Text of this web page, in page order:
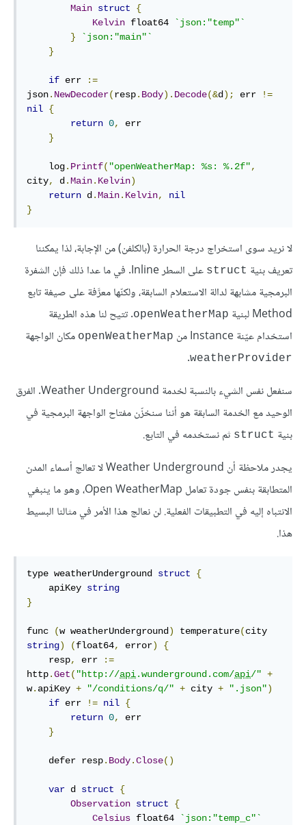
Main struct
{
Kelvin float64
`json:"temp"`
}
`json:"main"`
}
if err
:=
json. NewDecoder(resp. Body). Decode(&d ); err
!=
nil {
return 0,
err
}
    log
. Printf( "openWeatherMap: %s: %.2f",
city, d .Main. Kelvin)
return d .Main. Kelvin,
nil
}
لا نريد سوى استخراج درجة الحرارة (بالكلفن) من الإجابة، لذا يمكننا
تعريف بنية struct
على السطر Inline. في ما عدا ذلك فإن الشفرة
البرمجية مشابهة لدالة الاستعلام السابقة، ولكنّها معرَّفة على صيغة تابع
Method لبنية
openWeatherMap. تتيح لنا هذه الطريقة
استخدام عيّنة Instance من
openWeatherMap مكان الواجهة
weatherProvider
.
سنفعل نفس الشيء بالنسبة لخدمة Weather Underground. الفرق
الوحيد مع الخدمة السابقة هو أننا سنخزّن مفتاح الواجهة البرمجية في
بنية struct ثم نستخدمه في التابع.
يجدر ملاحظة أن Weather Underground لا تعالج أسماء المدن
المتطابقة بنفس جودة تعامل Open WeatherMap، وهو ما ينبغي
الانتباه إليه في التطبيقات الفعلية. لن نعالج هذا الأمر في مثالنا البسيط
هذا.
type weatherUnderground struct
{
    apiKey
string
}
func (w weatherUnderground ) temperature(
string) (float64, error)
{
    resp
, err
:=
http.Get( "http://api.wunderground.com/api/" +
w. apiKey + "/conditions/q/" + city + ".json")
if err != nil {
return 0,
err
}
defer resp. Body.Close()
var d struct
{
Observation struct
{
Celsius float64
`json:"temp_c"`